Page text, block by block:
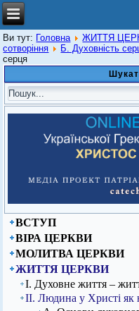
Ви тут: Головна ЖИТТЯ
сотворіння
Б. Духовність
серця
ВСТУП
ВІРА ЦЕРКВИ
МОЛИТВА ЦЕРКВИ
ЖИТТЯ ЦЕРКВИ
І. Духовне життя –
ІІ. Людина у Христі як